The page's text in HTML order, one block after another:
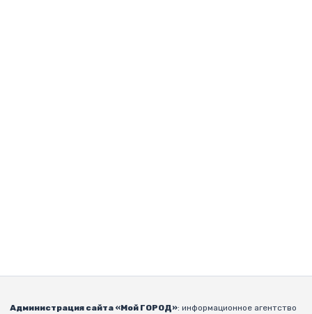
Администрация сайта «Мой ГОРОД»: информационное агентство